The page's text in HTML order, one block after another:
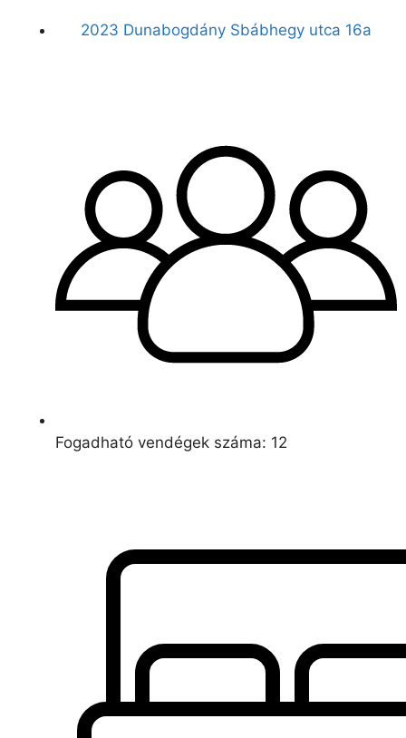
2023 Dunabogdány Sbábhegy utca 16a
Fogadható vendégek száma: 12